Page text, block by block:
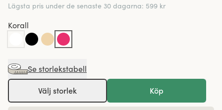
Lägsta pris under de senaste 30 dagarna: 599 kr
Korall
Se storlekstabell
Välj storlek Köp